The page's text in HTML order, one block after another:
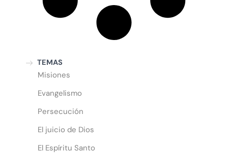
TEMAS
Misiones
Evangelismo
Persecución
El juicio de Dios
El Espíritu Santo